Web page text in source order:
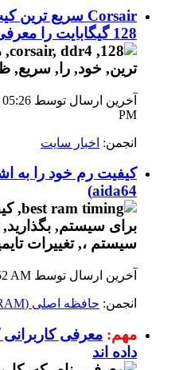
128 گیگابایت را معرفی کرد
آخرین ارسال توسط News Team 23rd January 2016 05:26
PM
انجمن: اخبار سایت
کیفیت رم خود را به
aida64)
آخرین ارسال توسط Aliover 20th September 2014 AM
انجمن: حافظه اصلی (RAM)
مهم: معرفی کاربرانی
داده اند